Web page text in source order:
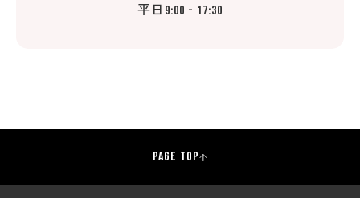
平日 9:00 - 17:30
PAGE TOP